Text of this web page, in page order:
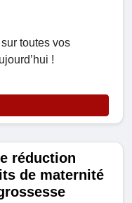
toutes vos
!
réduction
de maternité